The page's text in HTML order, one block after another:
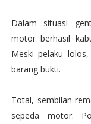
Dalam situasi
motor berhasil
Meski pelaku
barang bukti.
Total, sembilan
sepeda motor.